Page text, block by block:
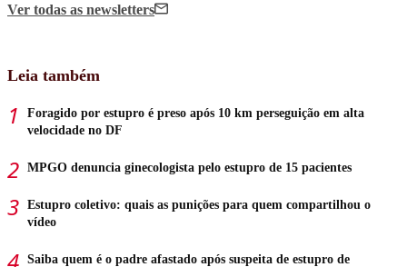
Ver todas as newsletters
Leia também
Foragido por estupro é preso após 10 km perseguição em alta
velocidade no DF
MPGO denuncia ginecologista pelo estupro de 15 pacientes
Estupro coletivo: quais as punições para quem compartilhou o
vídeo
Saiba quem é o padre afastado após suspeita de estupro de